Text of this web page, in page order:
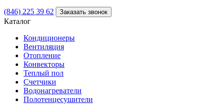
(846) 225 39 62 Заказать звонок
Каталог
Кондиционеры
Вентиляция
Отопление
Конвекторы
Теплый пол
Счетчики
Водонагреватели
Полотенцесушители